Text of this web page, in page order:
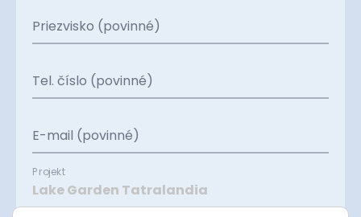
Priezvisko (povinné)
Tel. číslo (povinné)
E-mail (povinné)
Projekt